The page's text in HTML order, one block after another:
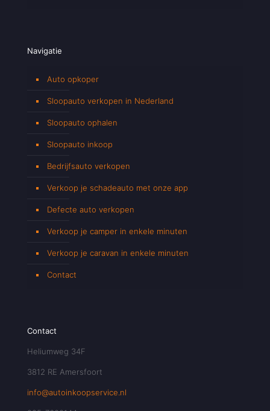
Navigatie
Auto opkoper
Sloopauto verkopen in Nederland
Sloopauto ophalen
Sloopauto inkoop
Bedrijfsauto verkopen
Verkoop je schadeauto met onze app
Defecte auto verkopen
Verkoop je camper in enkele minuten
Verkoop je caravan in enkele minuten
Contact
Contact
Heliumweg 34F
3812 RE Amersfoort
info@autoinkoopservice.nl